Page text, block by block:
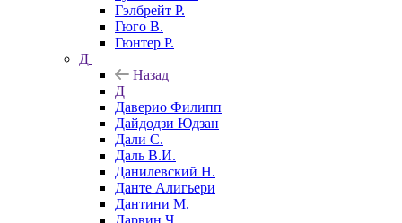
Гэлбрейт Р.
Гюго В.
Гюнтер Р.
Д
Назад
Д
Даверио Филипп
Дайдодзи Юдзан
Дали С.
Даль В.И.
Данилевский Н.
Данте Алигьери
Дантини М.
Дарвин Ч.